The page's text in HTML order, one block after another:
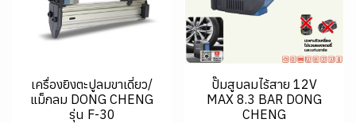
เครื่องยิงตะปูลมขาเดี่ยว/
แม็กลม DONG CHENG
รุ่น F-30
ปั๊มสูบลมไร้สาย 12V
MAX 8.3 BAR DONG
CHENG